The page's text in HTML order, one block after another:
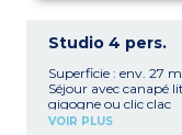
Studio 4 pers.
Superficie : env. 27
Séjour avec canapé lit
gigogne ou clic clac
Coin montagne avec
VOIR PLUS